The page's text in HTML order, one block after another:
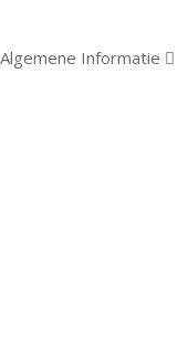
Algemene Informatie